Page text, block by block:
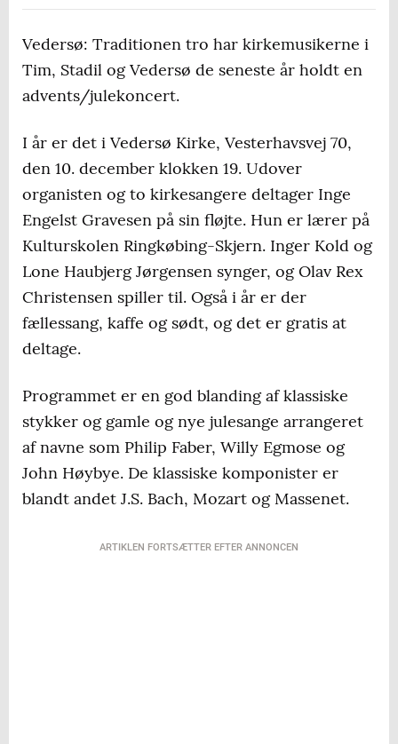
Vedersø: Traditionen tro har kirkemusikerne i
Tim, Stadil og Vedersø de seneste år holdt en
advents/julekoncert.
I år er det i Vedersø Kirke, Vesterhavsvej 70,
den 10. december klokken 19. Udover
organisten og to kirkesangere deltager Inge
Engelst Gravesen på sin fløjte. Hun er lærer på
Kulturskolen Ringkøbing-Skjern. Inger Kold og
Lone Haubjerg Jørgensen synger, og Olav Rex
Christensen spiller til. Også i år er der
fællessang, kaffe og sødt, og det er gratis at
deltage.
Programmet er en god blanding af klassiske
stykker og gamle og nye julesange arrangeret
af navne som Philip Faber, Willy Egmose og
John Høybye. De klassiske komponister er
blandt andet J.S. Bach, Mozart og Massenet.
ARTIKLEN FORTSÆTTER EFTER ANNONCEN